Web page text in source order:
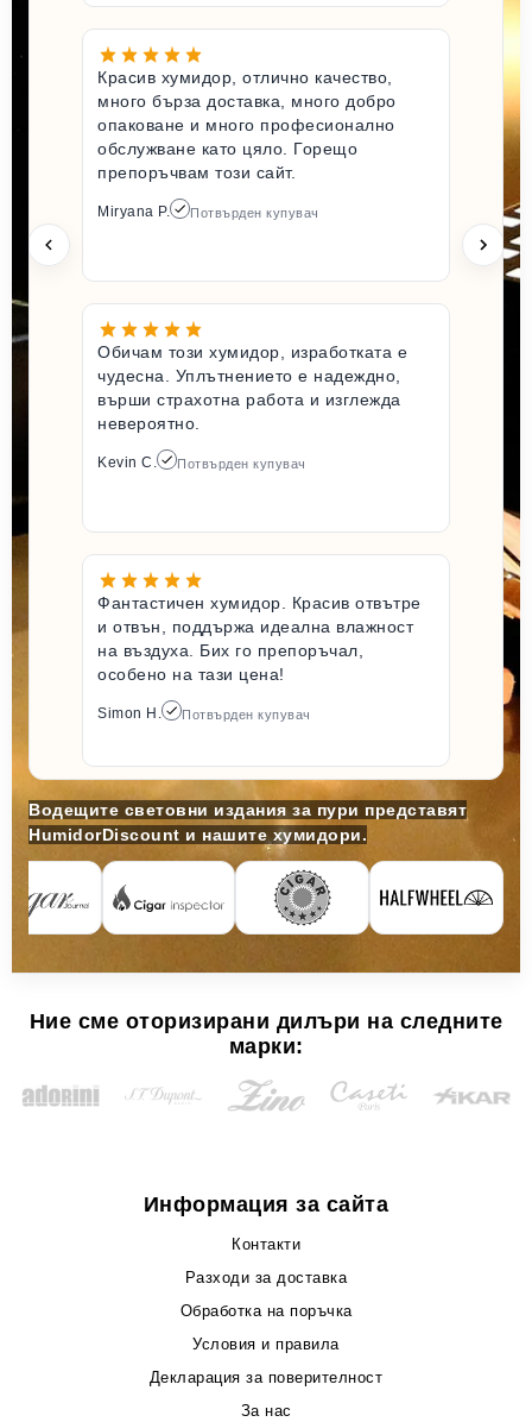
Красив хумидор, отлично качество,
много бърза доставка, много добро
опаковане и много професионално
обслужване като цяло. Горещо
препоръчвам този сайт.
Miryana P. Потвърден купувач
Обичам този хумидор, изработката е
чудесна. Уплътнението е надеждно,
върши страхотна работа и изглежда
невероятно.
Kevin C. Потвърден купувач
Фантастичен хумидор. Красив отвътре
и отвън, поддържа идеална влажност
на въздуха. Бих го препоръчал,
особено на тази цена!
Simon H. Потвърден купувач
Водещите световни издания за пури представят
HumidorDiscount и нашите хумидори.
Ние сме оторизирани дилъри на следните
марки:
Информация за сайта
Контакти
Разходи за доставка
Обработка на поръчка
Условия и правила
Декларация за поверителност
За нас